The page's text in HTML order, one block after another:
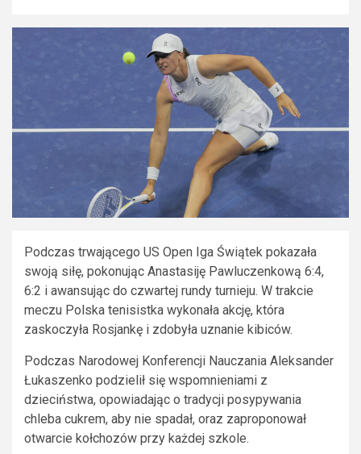
Podczas trwającego US Open Iga Świątek pokazała
swoją siłę, pokonując Anastasiję Pawluczenkową 6:4,
6:2 i awansując do czwartej rundy turnieju. W trakcie
meczu Polska tenisistka wykonała akcję, która
zaskoczyła Rosjankę i zdobyła uznanie kibiców.
Podczas Narodowej Konferencji Nauczania Aleksander
Łukaszenko podzielił się wspomnieniami z
dzieciństwa, opowiadając o tradycji posypywania
chleba cukrem, aby nie spadał, oraz zaproponował
otwarcie kołchozów przy każdej szkole.